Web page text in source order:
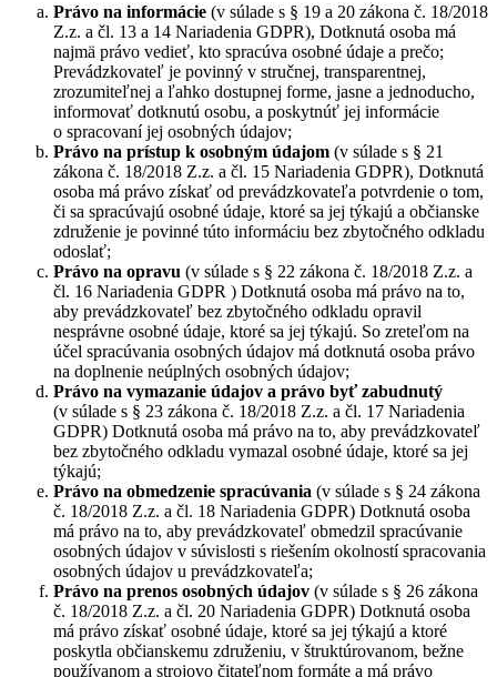
Právo na informácie (v súlade s § 19 a 20 zákona č. 18/2018
Z.z. a čl. 13 a 14 Nariadenia GDPR), Dotknutá osoba má
najmä právo vedieť, kto spracúva osobné údaje a prečo;
Prevádzkovateľ je povinný v stručnej, transparentnej,
zrozumiteľnej a ľahko dostupnej forme, jasne a jednoducho,
informovať dotknutú osobu, a poskytnúť jej informácie
o spracovaní jej osobných údajov;
Právo na prístup k osobným údajom (v súlade s § 21
zákona č. 18/2018 Z.z. a čl. 15 Nariadenia GDPR), Dotknutá
osoba má právo získať od prevádzkovateľa potvrdenie o tom,
či sa spracúvajú osobné údaje, ktoré sa jej týkajú a občianske
združenie je povinné túto informáciu bez zbytočného odkladu
odoslať;
Právo na opravu (v súlade s § 22 zákona č. 18/2018 Z.z. a
čl. 16 Nariadenia GDPR ) Dotknutá osoba má právo na to,
aby prevádzkovateľ bez zbytočného odkladu opravil
nesprávne osobné údaje, ktoré sa jej týkajú. So zreteľom na
účel spracúvania osobných údajov má dotknutá osoba právo
na doplnenie neúplných osobných údajov;
Právo na vymazanie údajov a právo byť zabudnutý
(v súlade s § 23 zákona č. 18/2018 Z.z. a čl. 17 Nariadenia
GDPR) Dotknutá osoba má právo na to, aby prevádzkovateľ
bez zbytočného odkladu vymazal osobné údaje, ktoré sa jej
týkajú;
Právo na obmedzenie spracúvania (v súlade s § 24 zákona
č. 18/2018 Z.z. a čl. 18 Nariadenia GDPR) Dotknutá osoba
má právo na to, aby prevádzkovateľ obmedzil spracúvanie
osobných údajov v súvislosti s riešením okolností spracovania
osobných údajov u prevádzkovateľa;
Právo na prenos osobných údajov (v súlade s § 26 zákona
č. 18/2018 Z.z. a čl. 20 Nariadenia GDPR) Dotknutá osoba
má právo získať osobné údaje, ktoré sa jej týkajú a ktoré
poskytla občianskemu združeniu, v štruktúrovanom, bežne
používanom a strojovo čitateľnom formáte a má právo